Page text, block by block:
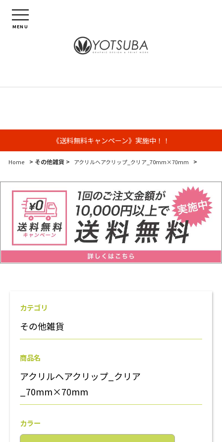
MENU
《送料無料キャンペーン》実施中！！
Home > その他雑貨 > アクリルヘアクリップ_クリア_70mm×70mm >
カテゴリ
その他雑貨
商品名
アクリルヘアクリップ_クリア
_70mm×70mm
カラー